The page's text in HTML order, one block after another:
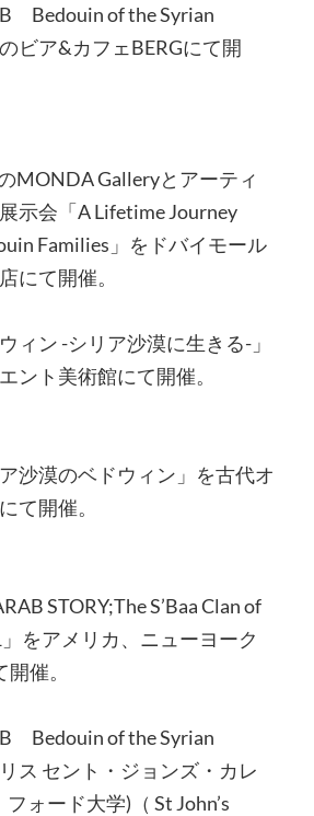
Bedouin of the Syrian
ビア&カフェBERGにて開
MONDA Galleryとアーティ
示会「A Lifetime Journey
Families」をドバイモール
にて開催。
ィン -シリア沙漠に生きる-」
ント美術館にて開催。
沙漠のベドウィン」を古代オ
て開催。
STORY;The S’Baa Clan of
をアメリカ、ニューヨーク
催。
Bedouin of the Syrian
ス セント・ジョンズ・カレ
ォード大学)（ St John’s